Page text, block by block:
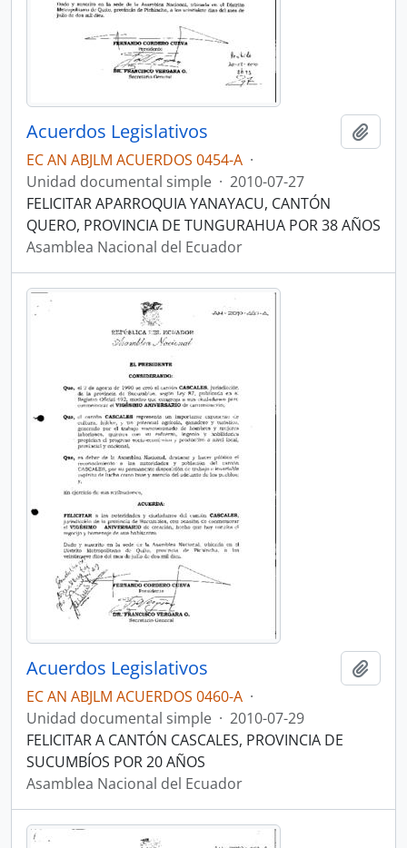
Acuerdos Legislativos
EC AN ABJLM ACUERDOS 0454-A ·
Unidad documental simple · 2010-07-27
FELICITAR APARROQUIA YANAYACU, CANTÓN
QUERO, PROVINCIA DE TUNGURAHUA POR 38 AÑOS
Asamblea Nacional del Ecuador
Acuerdos Legislativos
EC AN ABJLM ACUERDOS 0460-A ·
Unidad documental simple · 2010-07-29
FELICITAR A CANTÓN CASCALES, PROVINCIA DE
SUCUMBÍOS POR 20 AÑOS
Asamblea Nacional del Ecuador